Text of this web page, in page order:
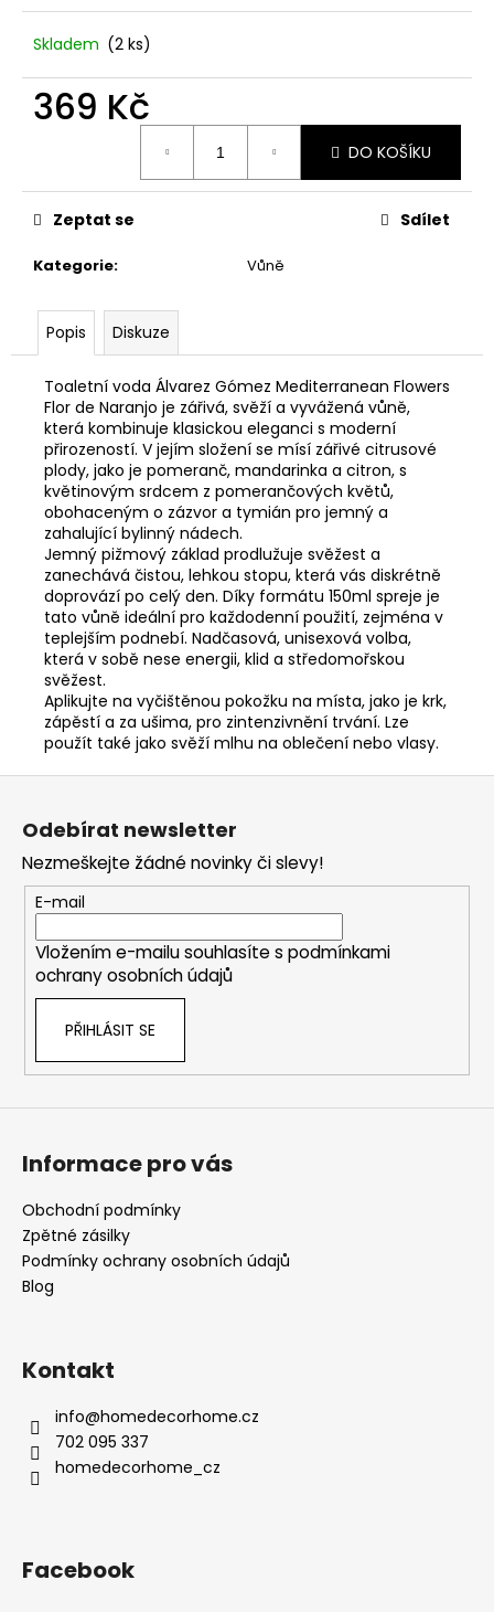
Skladem (2 ks)
369 Kč
DO KOŠÍKU
Kategorie: Vůně
Zeptat se Sdílet
Popis Diskuze
Toaletní voda Álvarez Gómez Mediterranean Flowers
Flor de Naranjo je zářivá, svěží a vyvážená vůně,
která kombinuje klasickou eleganci s moderní
přirozeností. V jejím složení se mísí zářivé citrusové
plody, jako je pomeranč, mandarinka a citron, s
květinovým srdcem z pomerančových květů,
obohaceným o zázvor a tymián pro jemný a
zahalující bylinný nádech.
Jemný pižmový základ prodlužuje svěžest a
zanechává čistou, lehkou stopu, která vás diskrétně
doprovází po celý den. Díky formátu 150ml spreje je
tato vůně ideální pro každodenní použití, zejména v
teplejším podnebí. Nadčasová, unisexová volba,
která v sobě nese energii, klid a středomořskou
svěžest.
Aplikujte na vyčištěnou pokožku na místa, jako je krk,
zápěstí a za ušima, pro zintenzivnění trvání. Lze
použít také jako svěží mlhu na oblečení nebo vlasy.
Odebírat newsletter
Nezmeškejte žádné novinky či slevy!
E-mail
Vložením e-mailu souhlasíte s podmínkami
ochrany osobních údajů
PŘIHLÁSIT SE
Informace pro vás
Obchodní podmínky
Zpětné zásilky
Podmínky ochrany osobních údajů
Blog
Kontakt
info@homedecorhome.cz
702 095 337
homedecorhome_cz
Facebook